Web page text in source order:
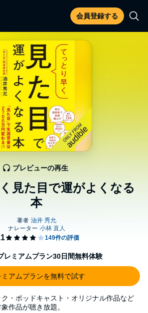
会員登録する
見た目で運がよくなる
本
プレビューの再生
ミアムプラン30日間無料体験
ミアムプランを無料で試す
・ポッドキャスト・オリジナル作品など
作品が聴き放題。